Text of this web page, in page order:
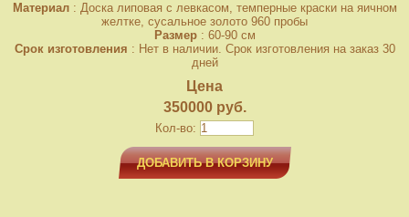
Материал: Доска липовая с левкасом, темперные краски на яичном
желтке, сусальное золото 960 пробы
Размер: 60-90 см
Срок изготовления : Нет в наличии. Срок изготовления на заказ 30
дней
Цена
350000 руб.
Кол-во:
ДОБАВИТЬ В КОРЗИНУ